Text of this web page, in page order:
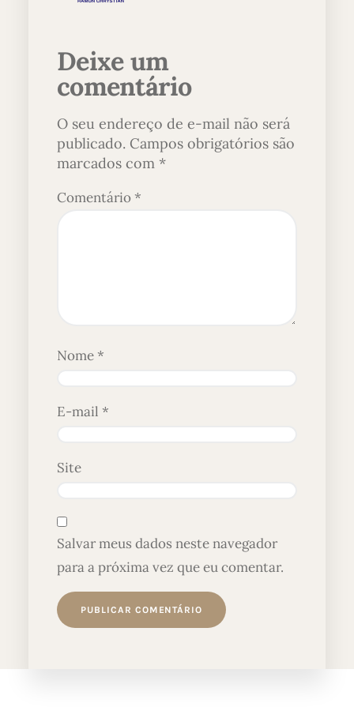
Deixe um
comentário
O seu endereço de e-mail não será
publicado. Campos obrigatórios são
marcados com *
Comentário*
Nome*
E-mail *
Site
Salvar meus dados neste navegador
para a próxima vez que eu comentar.